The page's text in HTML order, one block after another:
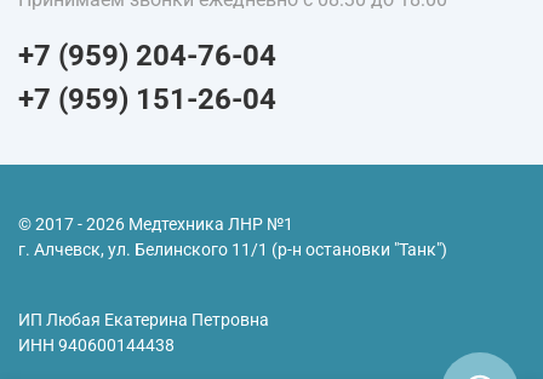
+7 (959) 204-76-04
+7 (959) 151-26-04
© 2017 - 2026 Медтехника ЛНР №1
г. Алчевск, ул. Белинского 11/1 (р-н остановки "Танк")
ИП Любая Екатерина Петровна
ИНН 940600144438